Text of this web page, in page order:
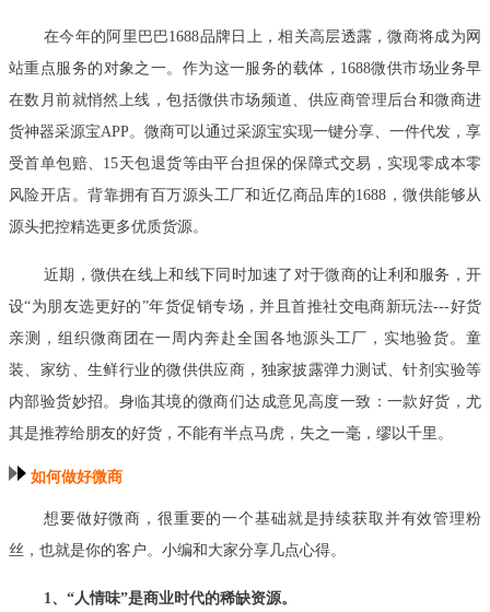
在今年的阿里巴巴1688品牌日上，相关高层透露，微商将成为网
站重点服务的对象之一。作为这一服务的载体，1688微供市场业务早
在数月前就悄然上线，包括微供市场频道、供应商管理后台和微商进
货神器采源宝APP。微商可以通过采源宝实现一键分享、一件代发，享
受首单包赔、15天包退货等由平台担保的保障式交易，实现零成本零
风险开店。背靠拥有百万源头工厂和近亿商品库的1688，微供能够从
源头把控精选更多优质货源。
近期，微供在线上和线下同时加速了对于微商的让利和服务，开
设“为朋友选更好的”年货促销专场，并且首推社交电商新玩法---好货
亲测，组织微商团在一周内奔赴全国各地源头工厂，实地验货。童
装、家纺、生鲜行业的微供供应商，独家披露弹力测试、针剂实验等
内部验货妙招。身临其境的微商们达成意见高度一致：一款好货，尤
其是推荐给朋友的好货，不能有半点马虎，失之一毫，缪以千里。
如何做好微商
想要做好微商，很重要的一个基础就是持续获取并有效管理粉
丝，也就是你的客户。小编和大家分享几点心得。
1、“人情味”是商业时代的稀缺资源。